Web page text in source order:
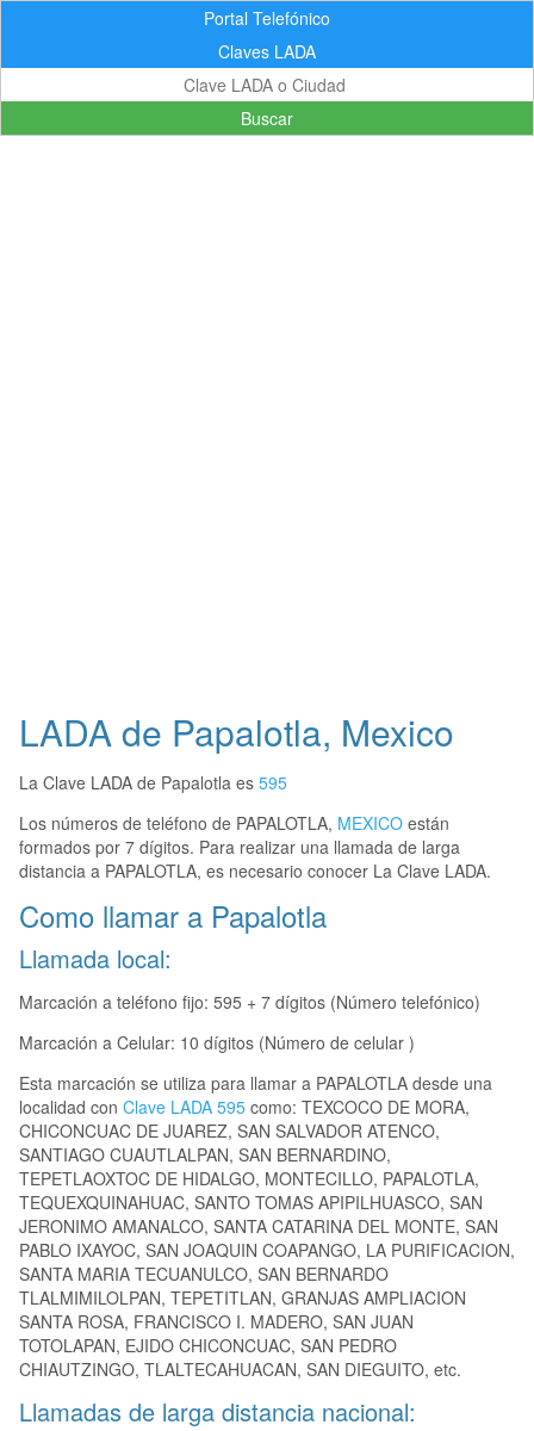
Portal Telefónico
Claves LADA
Buscar
LADA de Papalotla, Mexico
La Clave LADA de Papalotla es 595
Los números de teléfono de PAPALOTLA, MEXICO están
formados por 7 dígitos. Para realizar una llamada de larga
distancia a PAPALOTLA, es necesario conocer La Clave LADA.
Como llamar a Papalotla
Llamada local:
Marcación a teléfono fijo: 595 + 7 dígitos (Número telefónico)
Marcación a Celular: 10 dígitos (Número de celular )
Esta marcación se utiliza para llamar a PAPALOTLA desde una
localidad con Clave LADA 595 como: TEXCOCO DE MORA,
CHICONCUAC DE JUAREZ, SAN SALVADOR ATENCO,
SANTIAGO CUAUTLALPAN, SAN BERNARDINO,
TEPETLAOXTOC DE HIDALGO, MONTECILLO, PAPALOTLA,
TEQUEXQUINAHUAC, SANTO TOMAS APIPILHUASCO, SAN
JERONIMO AMANALCO, SANTA CATARINA DEL MONTE, SAN
PABLO IXAYOC, SAN JOAQUIN COAPANGO, LA PURIFICACION,
SANTA MARIA TECUANULCO, SAN BERNARDO
TLALMIMILOLPAN, TEPETITLAN, GRANJAS AMPLIACION
SANTA ROSA, FRANCISCO I. MADERO, SAN JUAN
TOTOLAPAN, EJIDO CHICONCUAC, SAN PEDRO
CHIAUTZINGO, TLALTECAHUACAN, SAN DIEGUITO, etc.
Llamadas de larga distancia nacional: